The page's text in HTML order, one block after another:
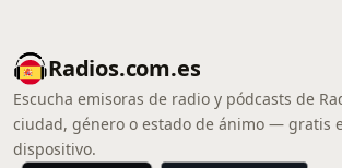
Radios.com.es
Escucha emisoras de radio y pódcasts de
ciudad, género o estado de ánimo — gratis
dispositivo.